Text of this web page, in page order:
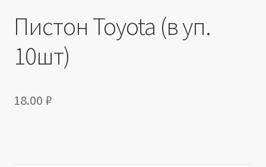
Пистон Toyota (в уп.
10шт)
18.00 ₽